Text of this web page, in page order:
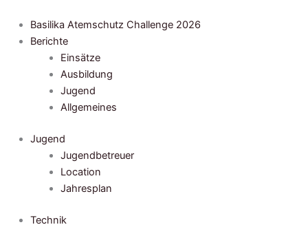
Inhalt
springen
Basilika Atemschutz Challenge 2026
Berichte
Einsätze
Ausbildung
Jugend
Allgemeines
Jugend
Jugendbetreuer
Location
Jahresplan
Technik